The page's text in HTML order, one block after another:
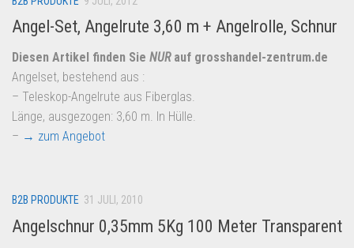
Angel-Set, Angelrute 3,60 m + Angelrolle, Schnur
Diesen Artikel finden Sie NURauf grosshandel-zentrum.de
Angelset, bestehend aus :
– Teleskop-Angelrute aus Fiberglas.
Länge, ausgezogen: 3,60 m. In Hülle.
– → zum Angebot
B2B PRODUKTE 31 JULI, 2010
Angelschnur 0,35mm 5Kg 100 Meter Transparent